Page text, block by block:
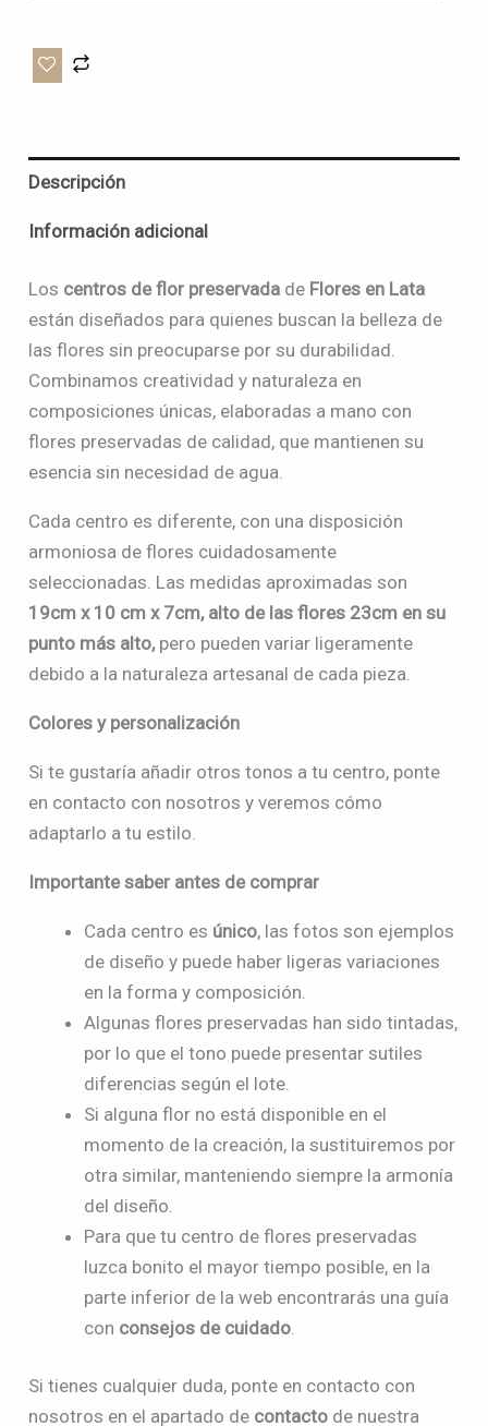
Descripción
Información adicional
Los centros de flor preservada de Flores en Lata
están diseñados para quienes buscan la belleza de
las flores sin preocuparse por su durabilidad.
Combinamos creatividad y naturaleza en
composiciones únicas, elaboradas a mano con
flores preservadas de calidad, que mantienen su
esencia sin necesidad de agua.
Cada centro es diferente, con una disposición
armoniosa de flores cuidadosamente
seleccionadas. Las medidas aproximadas son
19cm x 10 cm x 7cm, alto de las flores 23cm en su
punto más alto, pero pueden variar ligeramente
debido a la naturaleza artesanal de cada pieza.
Colores y personalización
Si te gustaría añadir otros tonos a tu centro, ponte
en contacto con nosotros y veremos cómo
adaptarlo a tu estilo.
Importante saber antes de comprar
Cada centro es único, las fotos son ejemplos
de diseño y puede haber ligeras variaciones
en la forma y composición.
Algunas flores preservadas han sido tintadas,
por lo que el tono puede presentar sutiles
diferencias según el lote.
Si alguna flor no está disponible en el
momento de la creación, la sustituiremos por
otra similar, manteniendo siempre la armonía
del diseño.
Para que tu centro de flores preservadas
luzca bonito el mayor tiempo posible, en la
parte inferior de la web encontrarás una guía
con consejos de cuidado
Si tienes cualquier duda, ponte en contacto con
nosotros en el apartado de contacto de nuestra